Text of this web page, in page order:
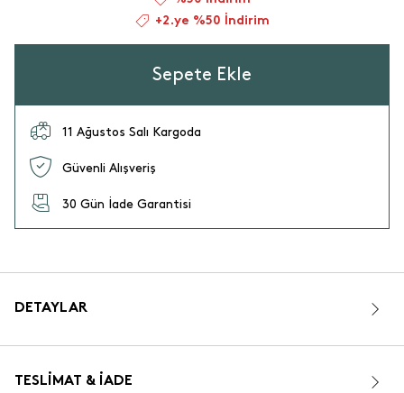
+2.ye %50 İndirim
Sepete Ekle
11 Ağustos Salı Kargoda
Güvenli Alışveriş
30 Gün İade Garantisi
DETAYLAR
TESLIMAT & İADE